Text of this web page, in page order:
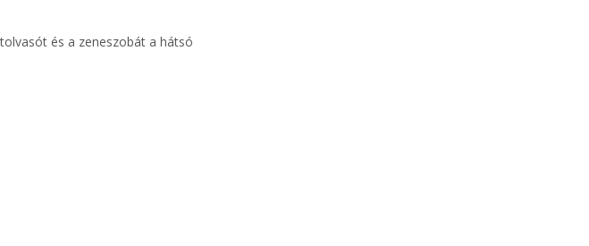
és a zeneszobát a hátsó